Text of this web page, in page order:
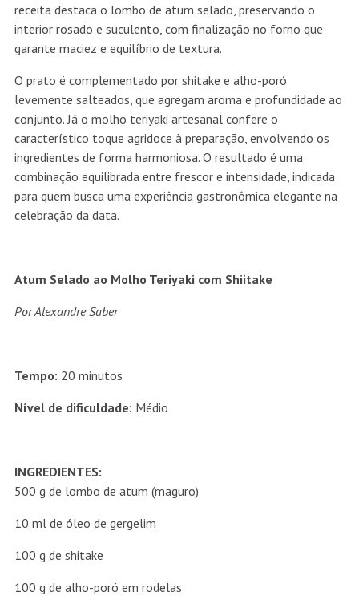
receita destaca o lombo de atum selado, preservando o
interior rosado e suculento, com finalização no forno que
garante maciez e equilíbrio de textura.
O prato é complementado por shitake e alho-poró
levemente salteados, que agregam aroma e profundidade ao
conjunto. Já o molho teriyaki artesanal confere o
característico toque agridoce à preparação, envolvendo os
ingredientes de forma harmoniosa. O resultado é uma
combinação equilibrada entre frescor e intensidade, indicada
para quem busca uma experiência gastronômica elegante na
celebração da data.
Atum Selado ao Molho Teriyaki com Shiitake
Por Alexandre Saber
Tempo: 20 minutos
Nível de dificuldade: Médio
INGREDIENTES:
500 g de lombo de atum (maguro)
10 ml de óleo de gergelim
100 g de shitake
100 g de alho-poró em rodelas